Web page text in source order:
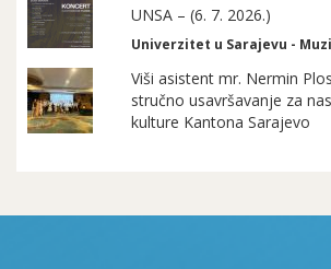
UNSA – (6. 7. 2026.)
Univerzitet u Sarajevu -
Viši asistent mr. Nermin
stručno usavršavanje za
kulture Kantona Sarajevo